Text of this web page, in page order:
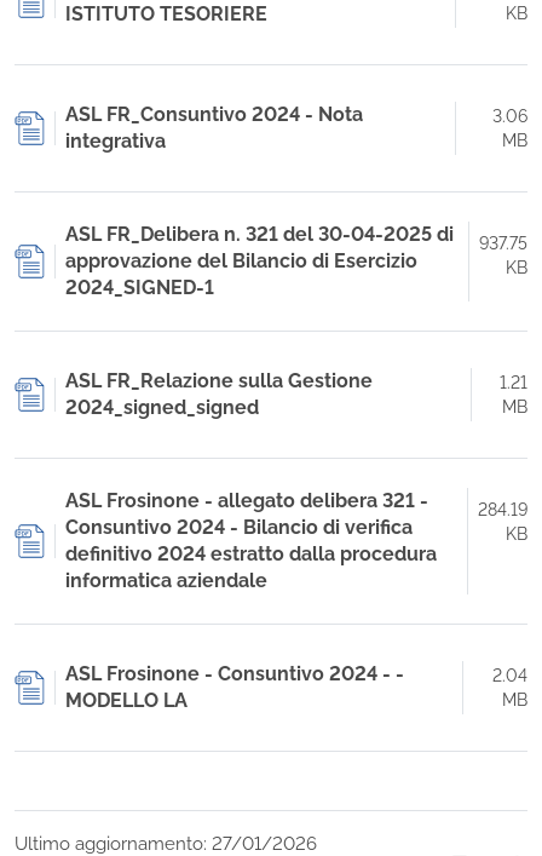
ISTITUTO TESORIERE
KB
ASL FR_Consuntivo 2024 - Nota
integrativa
3.06
MB
ASL FR_Delibera n. 321 del 30-04-2025 di
approvazione del Bilancio di Esercizio
2024_SIGNED-1
937.75
KB
ASL FR_Relazione sulla Gestione
2024_signed_signed
1.21
MB
ASL Frosinone - allegato delibera 321 -
Consuntivo 2024 - Bilancio di verifica
definitivo 2024 estratto dalla procedura
informatica aziendale
284.19
KB
ASL Frosinone - Consuntivo 2024 - -
MODELLO LA
2.04
MB
Ultimo aggiornamento: 27/01/2026